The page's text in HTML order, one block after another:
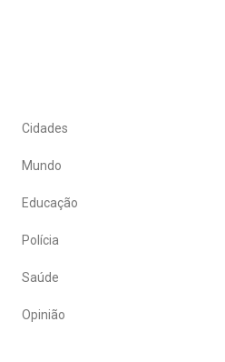
Cidades
Mundo
Educação
Polícia
Saúde
Opinião